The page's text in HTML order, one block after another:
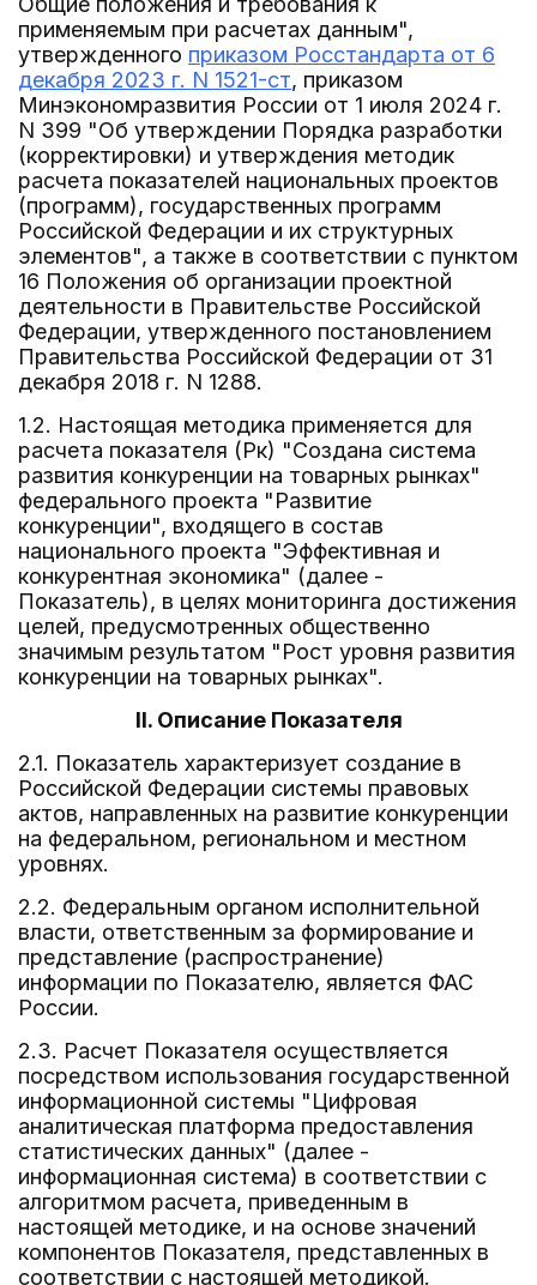
применяемым при расчетах данным",
утвержденного приказом Росстандарта от 6
декабря 2023 г. N 1521-ст, приказом
Минэкономразвития России от 1 июля 2024 г.
N 399 "Об утверждении Порядка разработки
(корректировки) и утверждения методик
расчета показателей национальных проектов
(программ), государственных программ
Российской Федерации и их структурных
элементов", а также в соответствии с пунктом
16 Положения об организации проектной
деятельности в Правительстве Российской
Федерации, утвержденного постановлением
Правительства Российской Федерации от 31
декабря 2018 г. N 1288.
1.2. Настоящая методика применяется для
расчета показателя (Рк) "Создана система
развития конкуренции на товарных рынках"
федерального проекта "Развитие
конкуренции", входящего в состав
национального проекта "Эффективная и
конкурентная экономика" (далее -
Показатель), в целях мониторинга достижения
целей, предусмотренных общественно
значимым результатом "Рост уровня развития
конкуренции на товарных рынках".
II. Описание Показателя
2.1. Показатель характеризует создание в
Российской Федерации системы правовых
актов, направленных на развитие конкуренции
на федеральном, региональном и местном
уровнях.
2.2. Федеральным органом исполнительной
власти, ответственным за формирование и
представление (распространение)
информации по Показателю, является ФАС
России.
2.3. Расчет Показателя осуществляется
посредством использования государственной
информационной системы "Цифровая
аналитическая платформа предоставления
статистических данных" (далее -
информационная система) в соответствии с
алгоритмом расчета, приведенным в
настоящей методике, и на основе значений
компонентов Показателя, представленных в
соответствии с настоящей методикой.